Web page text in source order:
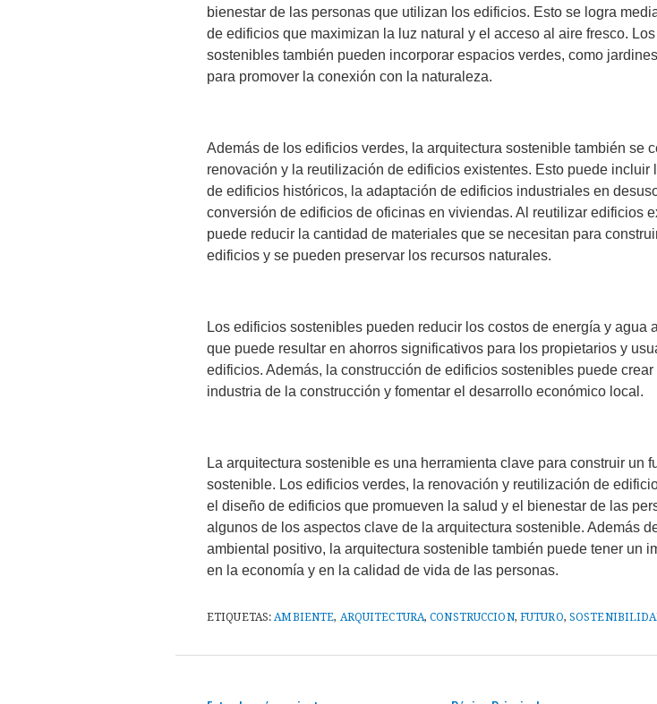
bienestar de las personas que utilizan los edificios. Esto se logra
de edificios que maximizan la luz natural y el acceso al aire fresco.
sostenibles también pueden incorporar espacios verdes, como
para promover la conexión con la naturaleza.
Además de los edificios verdes, la arquitectura sostenible también se
renovación y la reutilización de edificios existentes. Esto puede incluir
de edificios históricos, la adaptación de edificios industriales en
conversión de edificios de oficinas en viviendas. Al reutilizar edificios
puede reducir la cantidad de materiales que se necesitan para
edificios y se pueden preservar los recursos naturales.
Los edificios sostenibles pueden reducir los costos de energía y agua
que puede resultar en ahorros significativos para los propietarios y
edificios. Además, la construcción de edificios sostenibles puede
industria de la construcción y fomentar el desarrollo económico local.
La arquitectura sostenible es una herramienta clave para construir un
sostenible. Los edificios verdes, la renovación y reutilización de
el diseño de edificios que promueven la salud y el bienestar de las
algunos de los aspectos clave de la arquitectura sostenible. Además
ambiental positivo, la arquitectura sostenible también puede tener un
en la economía y en la calidad de vida de las personas.
ETIQUETAS:AMBIENTE, ARQUITECTURA,CONSTRUCCION, FUTURO,